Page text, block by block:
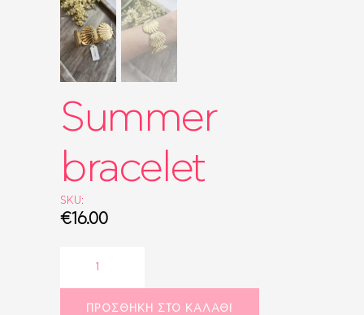
Summer
bracelet
SKU:
€16.00
bracelet
ΠΡΟΣΘΉΚΗ ΣΤΟ ΚΑΛΆΘΙ